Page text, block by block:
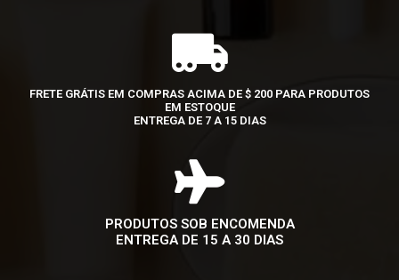
FRETE GRÁTIS EM COMPRAS ACIMA DE $ 200 PARA PRODUTOS
EM ESTOQUE
ENTREGA DE 7 A 15 DIAS
PRODUTOS SOB ENCOMENDA
ENTREGA DE 15 A 30 DIAS